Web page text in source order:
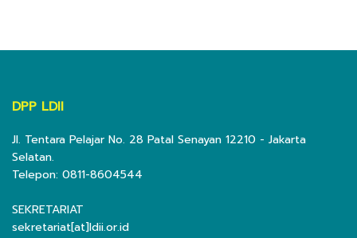
DPP LDII
Jl. Tentara Pelajar No. 28 Patal Senayan 12210 - Jakarta
Selatan.
Telepon: 0811-8604544
SEKRETARIAT
sekretariat[at]ldii.or.id